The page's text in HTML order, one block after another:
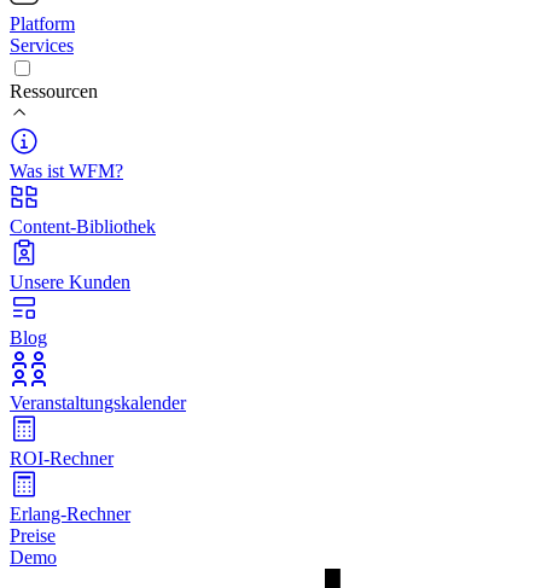
Platform
Services
Ressourcen
Was ist WFM?
Content-Bibliothek
Unsere Kunden
Blog
Veranstaltungskalender
ROI-Rechner
Erlang-Rechner
Preise
Demo